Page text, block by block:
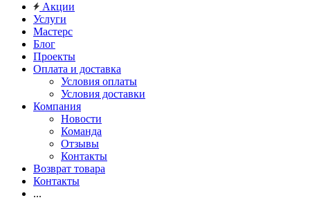
Акции
Услуги
Мастерс
Блог
Проекты
Оплата и доставка
Условия оплаты
Условия доставки
Компания
Новости
Команда
Отзывы
Контакты
Возврат товара
Контакты
...